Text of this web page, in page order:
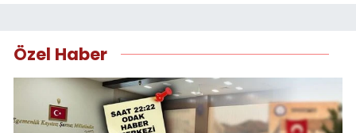
Özel Haber